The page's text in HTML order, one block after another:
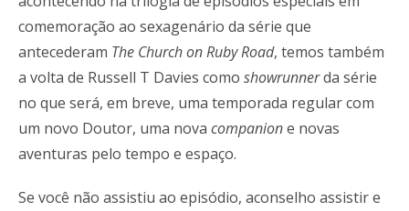
comemoração ao sexagenário da série que
antecederam The Church on Ruby Road, temos também
a volta de Russell T Davies como showrunnerda série
no que será, em breve, uma temporada regular com
um novo Doutor, uma nova companione novas
aventuras pelo tempo e espaço.
Se você não assistiu ao episódio, aconselho assistir e